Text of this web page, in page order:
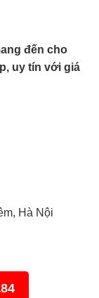
đến cho
uy tín với giá
Hà Nội